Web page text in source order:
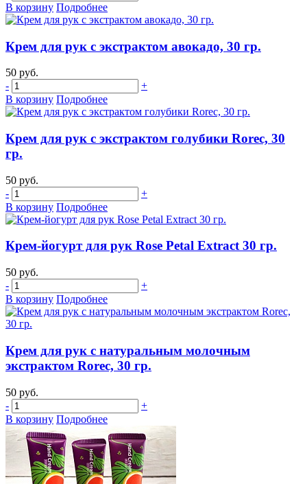
В корзину Подробнее
Крем для рук с экстрактом авокадо, 30 гр.
50 руб.
-
+
В корзину Подробнее
Крем для рук с экстрактом голубики Rorec, 30
гр.
50 руб.
-
+
В корзину Подробнее
Крем-йогурт для рук Rose Petal Extract 30 гр.
50 руб.
-
+
В корзину Подробнее
Крем для рук с натуральным молочным
экстрактом Rorec, 30 гр.
50 руб.
-
+
В корзину Подробнее